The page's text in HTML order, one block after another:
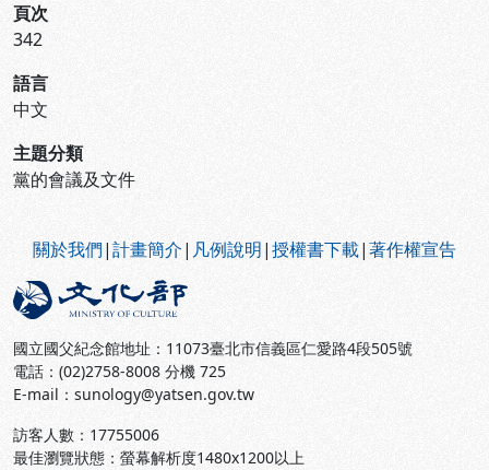
頁次
342
語言
中文
主題分類
黨的會議及文件
關於我們|計畫簡介| 凡例說明|授權書下載|著作權宣告
國立國父紀念館地址：11073臺北市信義區仁愛路4段505號
電話：(02)2758-8008 分機 725
E-mail：sunology@yatsen.gov.tw
訪客人數： 17755006
最佳瀏覽狀態：螢幕解析度1480x1200以上